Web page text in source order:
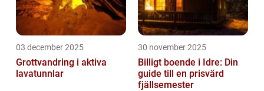
03 december 2025
Grottvandring i aktiva
lavatunnlar
30 november 2025
Billigt boende i Idre: Din
guide till en prisvärd
fjällsemester